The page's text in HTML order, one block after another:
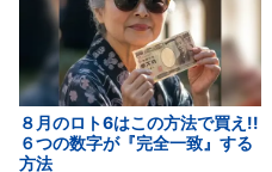
８月のロト6はこの方法で買え!!
６つの数字が『完全一致』する
方法